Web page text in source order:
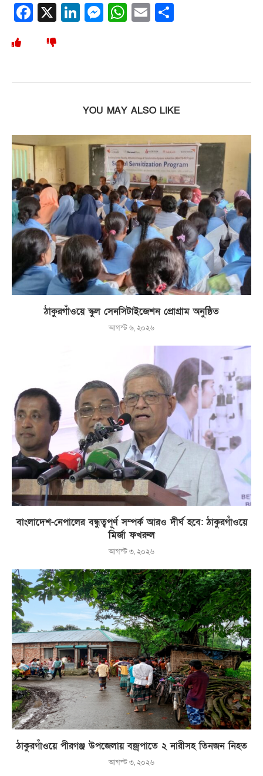
Facebook
X LinkedIn
Messenger
WhatsApp
Email
YOU MAY ALSO LIKE
ঠাকুরগাঁওয়ে স্কুল সেনসিটাইজেশন প্রোগ্রাম অনুষ্ঠিত
আগস্ট ৬, ২০২৬
বাংলাদেশ-নেপালের বন্ধুত্বপূর্ণ সম্পর্ক আরও দীর্ঘ হবে: ঠাকুরগাঁওয়ে
মির্জা ফখরুল
আগস্ট ৩, ২০২৬
ঠাকুরগাঁওয়ে পীরগঞ্জ উপজেলায় বজ্রপাতে ২ নারীসহ তিনজন নিহত
আগস্ট ৩, ২০২৬